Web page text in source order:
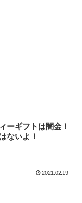
ーギフトは闇金！
ないよ！
2021.02.19